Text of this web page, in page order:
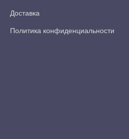
Доставка
Политика конфиденциальности